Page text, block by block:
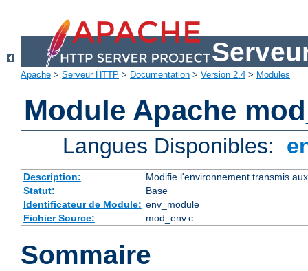
Apache > Serveur HTTP > Documentation > Version 2.4 > Modules
Module Apache
Langues Disponibles:
Description:
Modifie l'environnement transmis
Statut:
Base
Identificateur de Module: env_module
Fichier Source:
mod_env.c
Sommaire